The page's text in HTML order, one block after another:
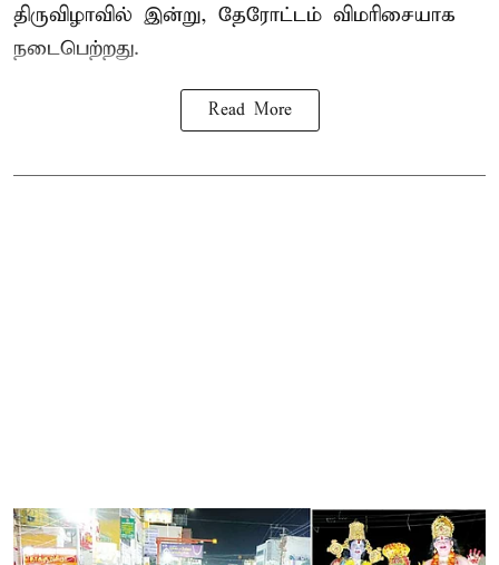
திருவிழாவில் இன்று, தேரோட்டம் விமரிசையாக
நடைபெற்றது.
Read More